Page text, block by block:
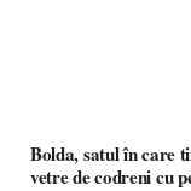
Bolda, satul în care
vetre de codreni cu